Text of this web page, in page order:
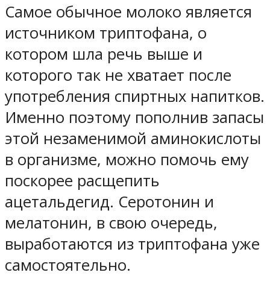
Самое обычное молоко является
источником триптофана, о
котором шла речь выше и
которого так не хватает после
употребления спиртных напитков.
Именно поэтому пополнив запасы
этой незаменимой аминокислоты
в организме, можно помочь ему
поскорее расщепить
ацетальдегид. Серотонин и
мелатонин, в свою очередь,
выработаются из триптофана уже
самостоятельно.